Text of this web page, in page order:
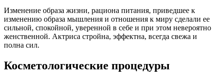
Изменение образа жизни, рациона питания, приведшее к
изменению образа мышления и отношения к миру сделали ее
сильной, спокойной, уверенной в себе и при этом невероятно
женственной. Актриса стройна, эффектна, всегда свежа и
полна сил.
Косметологические процедуры